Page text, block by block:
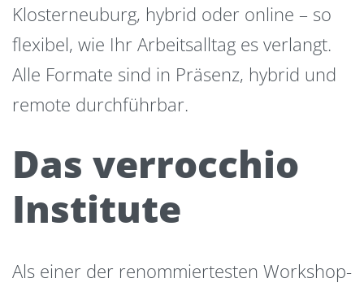
Klosterneuburg, hybrid oder online – so
flexibel, wie Ihr Arbeitsalltag es verlangt.
Alle Formate sind in Präsenz, hybrid und
remote durchführbar.
Das verrocchio
Institute
Als einer der renommiertesten Workshop-